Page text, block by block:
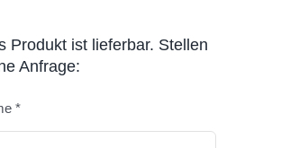
Produkt ist lieferbar. Stellen
Anfrage:
*